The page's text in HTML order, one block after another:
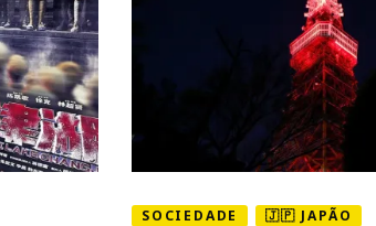
SOCIEDADE 🇯🇵 JAPÃO